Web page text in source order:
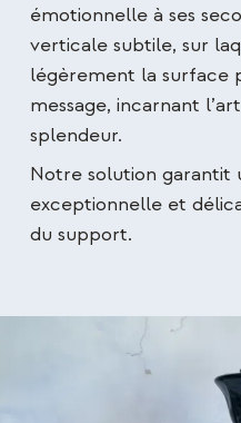
émotionnelle à ses
verticale subtile, sur
légèrement la surface
message, incarnant
splendeur.
Notre solution garantit
exceptionnelle et
du support.